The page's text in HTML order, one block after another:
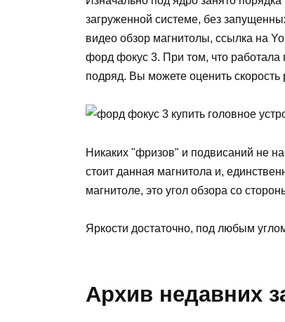
загруженной системе, без
видео обзор магнитолы, ссылка на
форд фокус 3. При том, что работала
подряд. Вы можете оценить скорость
Никаких "фризов" и подвисаний не
стоит данная магнитола и,
магнитоле, это угол обзора со
Яркости достаточно, под любым
Архив недавних